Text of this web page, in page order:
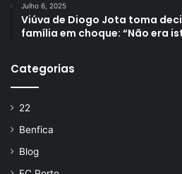
Julho 6, 2025
Viúva de Diogo Jota toma
família em choque: “Não era
Categorias
22
Benfica
Blog